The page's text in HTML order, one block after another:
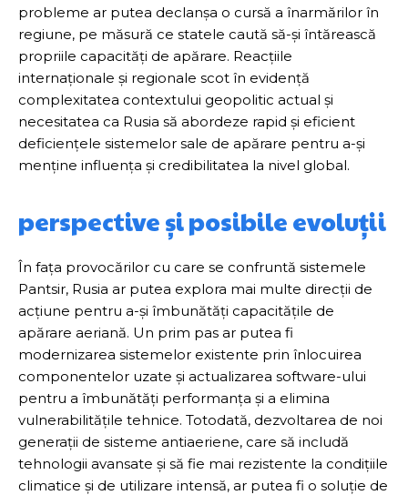
probleme ar putea declanșa o cursă a înarmărilor în
regiune, pe măsură ce statele caută să-și întărească
propriile capacități de apărare. Reacțiile
internaționale și regionale scot în evidență
complexitatea contextului geopolitic actual și
necesitatea ca Rusia să abordeze rapid și eficient
deficiențele sistemelor sale de apărare pentru a-și
menține influența și credibilitatea la nivel global.
perspective și posibile evoluții
În fața provocărilor cu care se confruntă sistemele
Pantsir, Rusia ar putea explora mai multe direcții de
acțiune pentru a-și îmbunătăți capacitățile de
apărare aeriană. Un prim pas ar putea fi
modernizarea sistemelor existente prin înlocuirea
componentelor uzate și actualizarea software-ului
pentru a îmbunătăți performanța și a elimina
vulnerabilitățile tehnice. Totodată, dezvoltarea de noi
generații de sisteme antiaeriene, care să includă
tehnologii avansate și să fie mai rezistente la condițiile
climatice și de utilizare intensă, ar putea fi o soluție de